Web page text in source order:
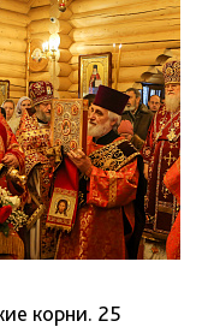
корни. 25